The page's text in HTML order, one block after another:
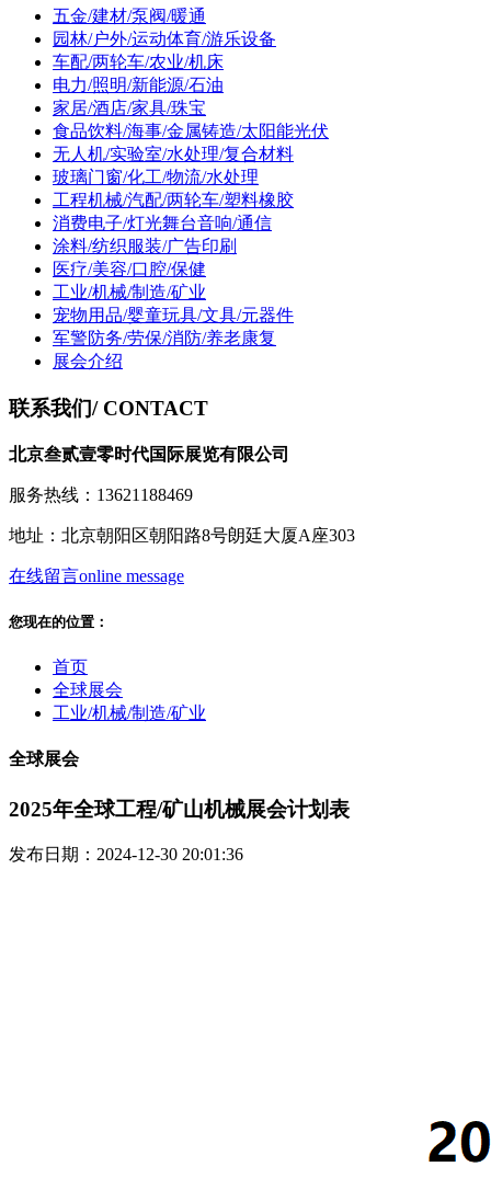
五金/建材/泵阀/暖通
园林/户外/运动体育/游乐设备
车配/两轮车/农业/机床
电力/照明/新能源/石油
家居/酒店/家具/珠宝
食品饮料/海事/金属铸造/太阳能光伏
无人机/实验室/水处理/复合材料
玻璃门窗/化工/物流/水处理
工程机械/汽配/两轮车/塑料橡胶
消费电子/灯光舞台音响/通信
涂料/纺织服装/广告印刷
医疗/美容/口腔/保健
工业/机械/制造/矿业
宠物用品/婴童玩具/文具/元器件
军警防务/劳保/消防/养老康复
展会介绍
联系我们/ CONTACT
北京叁贰壹零时代国际展览有限公司
服务热线：13621188469
地址：北京朝阳区朝阳路8号朗廷大厦A座303
在线留言online message
您现在的位置：
首页
全球展会
工业/机械/制造/矿业
全球展会
2025年全球工程/矿山机械展会计划表
发布日期：2024-12-30 20:01:36